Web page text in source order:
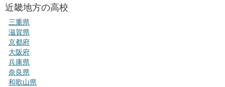
近畿地方の高校
三重県
滋賀県
京都府
大阪府
兵庫県
奈良県
和歌山県